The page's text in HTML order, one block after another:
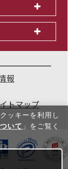
報
トマップ
ッキーを利⽤し
いて 」をご覧く